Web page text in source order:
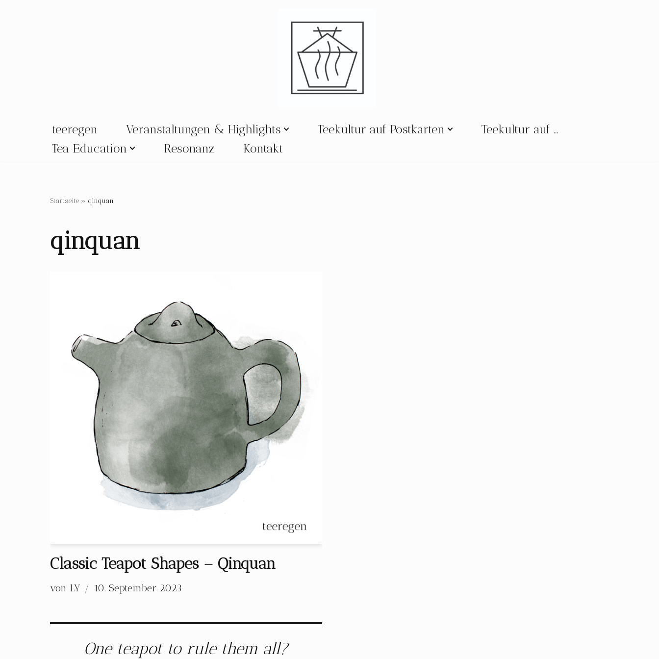
teeregen Veranstaltungen & Highlights Teekultur auf Postkarten
Teekultur auf …
Tea Education
Resonanz Kontakt
Startseite » qinquan
qinquan
Classic Teapot Shapes – Qinquan
von LY 10. September 2023
One teapot to rule them all?